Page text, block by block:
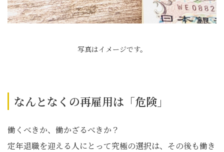
写真はイメージです。
なんとなくの再雇用は「危険」
働くべきか、働かざるべきか？
定年退職を迎える人にとって究極の選択は、その後も働き